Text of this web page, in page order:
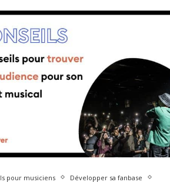
pour musiciens
Développer sa fanbase